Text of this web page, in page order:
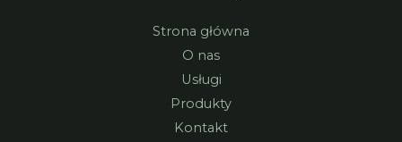
Strona główna
O nas
Usługi
Produkty
Kontakt